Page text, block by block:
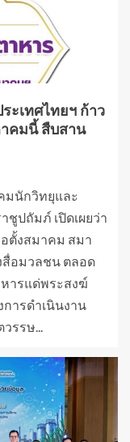
ะเทศไทยฯ ก้าว
คมนี้ สืบสาน
มนักวิทยุและ
ชูปถัมภ์ เปิดเผยว่า
ตั้งสมาคม สมา
อมวลชน ตลอด
ารแด่พระสงฆ์
ารดำเนินงาน
รรษ...